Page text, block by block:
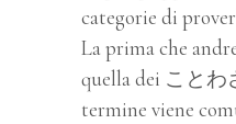
categorie di
La prima che
quella dei ことわ
termine viene